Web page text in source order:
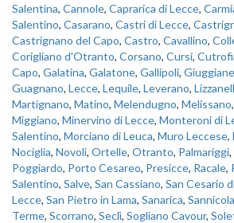
Salentina, Cannole, Caprarica di Lecce,
Salentino, Casarano, Castri di Lecce,
Castrignano del Capo, Castro, Cavallino,
Corigliano d'Otranto, Corsano, Cursi,
Capo, Galatina, Galatone, Gallipoli,
Guagnano, Lecce, Lequile, Leverano,
Martignano, Matino, Melendugno, Melissano,
Miggiano, Minervino di Lecce, Monteroni di
Salentino, Morciano di Leuca, Muro Leccese,
Nociglia, Novoli, Ortelle, Otranto, Palmariggi,
Poggiardo, Porto Cesareo, Presicce, Racale,
Salentino, Salve, San Cassiano, San Cesario
Lecce, San Pietro in Lama, Sanarica, Sannicola
Terme, Scorrano, Seclì, Sogliano Cavour,